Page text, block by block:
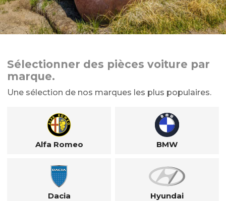
Sélectionner des pièces voiture par
marque.
Une sélection de nos marques les plus populaires.
Alfa Romeo BMW
Dacia Hyundai